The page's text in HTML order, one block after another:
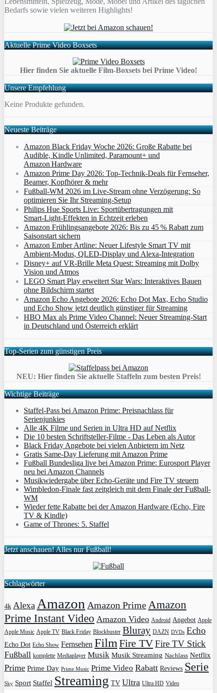
Bedarfs sowie vielen weiteren Highlights!
Aktuelle Prime Video Boxsets
Hier finden Sie aktuelle Film-Boxsets bei Prime Video!
Unsere Empfehlung
Keine Produkte gefunden.
Neueste Beiträge
Amazon Black Friday Woche 2026: Große Rabatte bei
Audible, Kindle Unlimited, Paramount+ und
Amazon Hardware
Amazon Prime Day 2026: Top-Technik-Deals für Fernseher,
Beamer, Kopfhörer & mehr
Fußball-WM 2026 im Live-Stream ohne Verzögerung: So
optimieren Sie Ihr Streaming-Setup
Philips Hue Sports Live: Sportübertragungen mit
Smart‑Light‑Effekten in Echtzeit erleben
Amazon Frühlingsangebote 2026: Bis zu 45 % Rabatt zum
Saisonstart sichern
Amazon Ember Artline: Neuer Lifestyle Smart TV mit
Ambient‑Modus, QLED‑Display und Alexa‑Integration
Disney+ auf VR-Brille Meta Quest: Streaming mit Dolby
Vision und Atmos
LEGO Smart Play erweitert Star Wars: Interaktives Bauen
ohne Bildschirm startet
Amazon Echo Angebote 2026: Echo Dot Max, Echo Studio
und Echo Show jetzt deutlich günstiger für Streaming
HBO Max als Prime Video Channel: Neuer Streaming‑Start
in Deutschland und Österreich erklärt
Top-Serien zum günstigen Preis
NEU: Hier finden Sie aktuelle Staffeln zum besten Preis!
Wichtige Beiträge
Staffel-Pass bei Amazon Prime: Preisnachlass für
Serienjunkies
Alle 4K Filme und Serien in Ultra HD auf Netflix
Die 10 besten Schriftsteller-Filme - Das Leben als Autor
Black Friday Angebote bei vielen Anbietern im Netz
Gratis Same-Day Lieferung mit Amazon Prime
Fußball Bundesliga live bei Amazon Prime: Eurosport Player
neu bei Amazon Channels
Musikwiedergabe über Echo-Geräte und Fire TV steuern
Wimbledon-Finale fast zeitgleich mit dem Finale der Fußball-
WM
Wieder fette Rabatte bei der Amazon Hardware (Echo, Fire
TV & Kindle)
Game of Thrones: 5. Staffel
Jetzt anschauen! Alles nur Fußball!
Schlagwörter
4k AlexaAmazon Amazon PrimeAmazon
Prime Instant Video Amazon Video Android Angebot Apple
Apple Music Apple TV Black Friday Blockbuster Bluray DAZN DVDs Echo
Echo Dot Echo Show Fernsehen FilmFire TVFire TV Stick
Fußball komplette Mediaplayer Musik Musik Streaming Nachlass Netflix
Prime Prime Day Prime Music Prime Video Rabatt Reviews Serie
Sky Sport Staffel Streaming TV Ultra Ultra HD Video